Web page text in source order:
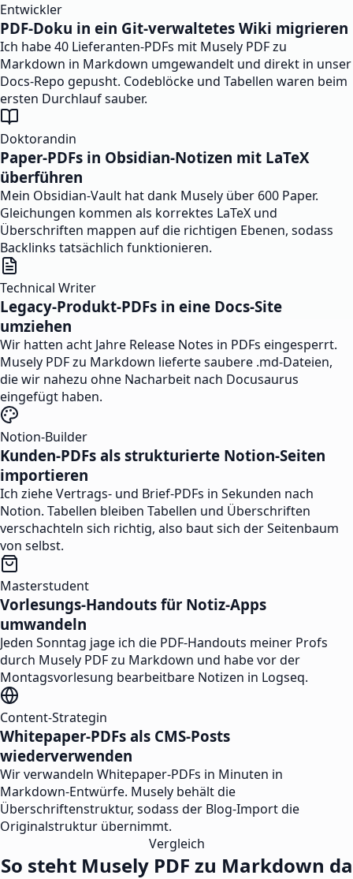
Entwickler
PDF-Doku in ein Git-verwaltetes Wiki migrieren
Ich habe 40 Lieferanten-PDFs mit Musely PDF zu
Markdown in Markdown umgewandelt und direkt in unser
Docs-Repo gepusht. Codeblöcke und Tabellen waren beim
ersten Durchlauf sauber.
Doktorandin
Paper-PDFs in Obsidian-Notizen mit LaTeX
überführen
Mein Obsidian-Vault hat dank Musely über 600 Paper.
Gleichungen kommen als korrektes LaTeX und
Überschriften mappen auf die richtigen Ebenen, sodass
Backlinks tatsächlich funktionieren.
Technical Writer
Legacy-Produkt-PDFs in eine Docs-Site
umziehen
Wir hatten acht Jahre Release Notes in PDFs eingesperrt.
Musely PDF zu Markdown lieferte saubere .md-Dateien,
die wir nahezu ohne Nacharbeit nach Docusaurus
eingefügt haben.
Notion-Builder
Kunden-PDFs als strukturierte Notion-Seiten
importieren
Ich ziehe Vertrags- und Brief-PDFs in Sekunden nach
Notion. Tabellen bleiben Tabellen und Überschriften
verschachteln sich richtig, also baut sich der Seitenbaum
von selbst.
Masterstudent
Vorlesungs-Handouts für Notiz-Apps
umwandeln
Jeden Sonntag jage ich die PDF-Handouts meiner Profs
durch Musely PDF zu Markdown und habe vor der
Montagsvorlesung bearbeitbare Notizen in Logseq.
Content-Strategin
Whitepaper-PDFs als CMS-Posts
wiederverwenden
Wir verwandeln Whitepaper-PDFs in Minuten in
Markdown-Entwürfe. Musely behält die
Überschriftenstruktur, sodass der Blog-Import die
Originalstruktur übernimmt.
Vergleich
So steht Musely PDF zu Markdown da